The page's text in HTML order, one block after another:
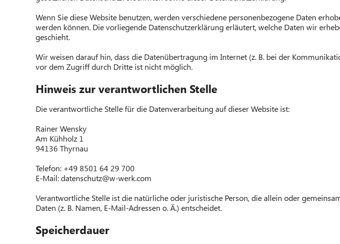
Wenn Sie diese Website benutzen, werden verschiedene personenbezogene Daten
werden können. Die vorliegende Datenschutzerklärung erläutert, welche Daten wir
geschieht.
Wir weisen darauf hin, dass die Datenübertragung im Internet (z. B. bei der
vor dem Zugriff durch Dritte ist nicht möglich.
Hinweis zur verantwortlichen Stelle
Die verantwortliche Stelle für die Datenverarbeitung auf dieser Website ist:
Rainer Wensky
Am Kühholz 1
94136 Thyrnau
Telefon: +49 8501 64 29 700
E-Mail: datenschutz@w-werk.com
Verantwortliche Stelle ist die natürliche oder juristische Person, die allein oder
Daten (z. B. Namen, E-Mail-Adressen o. Ä.) entscheidet.
Speicherdauer